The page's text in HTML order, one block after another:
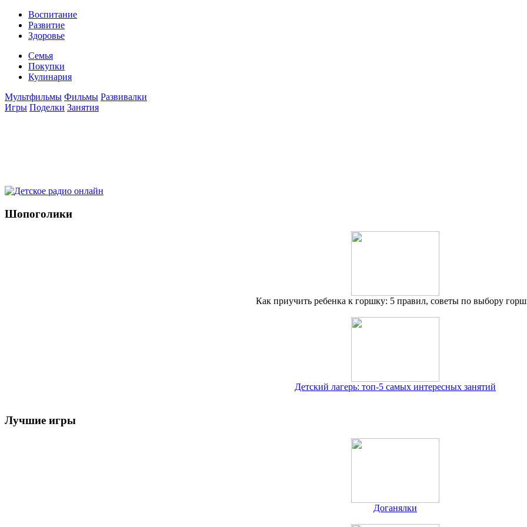
Воспитание
Развитие
Здоровье
Семья
Покупки
Кулинария
Мультфильмы Фильмы Развивалки
Игры Поделки Занятия
Шопоголики
Как приучить ребенка к горшку: 5 правил, советы по выбору
Детский лагерь: топ-5 самых интересных занятий
Лучшие игры
Доганялки